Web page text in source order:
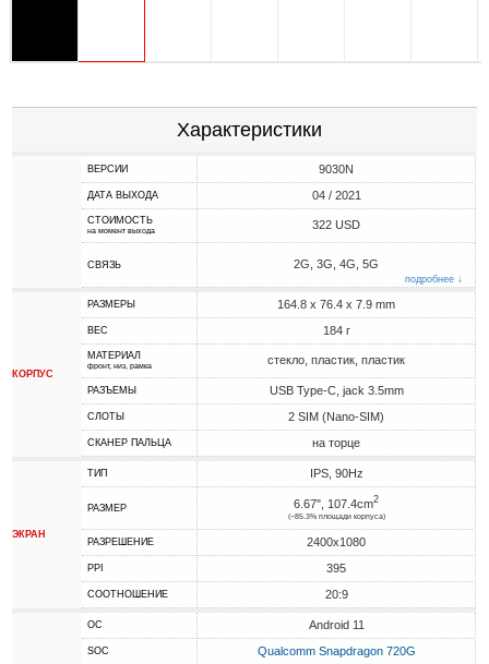
Характеристики
ВЕРСИИ 9030N
ДАТА ВЫХОДА 04 / 2021
СТОИМОСТЬ
на момент выхода 322 USD
СВЯЗЬ 2G, 3G, 4G, 5G
подробнее ↓
КОРПУС
РАЗМЕРЫ 164.8 x 76.4 x 7.9 mm
ВЕС 184 г
МАТЕРИАЛ
фронт, низ, рамка стекло, пластик, пластик
РАЗЪЕМЫ USB Type-C, jack 3.5mm
СЛОТЫ 2 SIM (Nano-SIM)
СКАНЕР ПАЛЬЦА на торце
ЭКРАН
ТИП IPS, 90Hz
РАЗМЕР 6.67", 107.4cm2
(~85.3% площади корпуса)
РАЗРЕШЕНИЕ 2400x1080
PPI 395
СООТНОШЕНИЕ 20:9
ОС Android 11
SOC Qualcomm Snapdragon 720G